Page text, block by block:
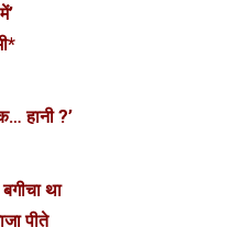
हानी ?’
था
पीते